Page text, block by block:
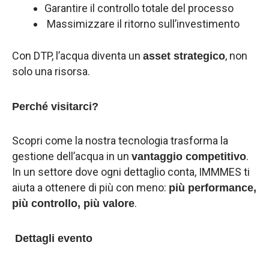
Garantire il controllo totale del processo
Massimizzare il ritorno sull’investimento
Con DTP, l’acqua diventa un asset strategico, non
solo una risorsa.
Perché visitarci?
Scopri come la nostra tecnologia trasforma la
gestione dell’acqua in un vantaggio competitivo.
In un settore dove ogni dettaglio conta, IMMMES ti
aiuta a ottenere di più con meno: più performance,
più controllo, più valore.
Dettagli evento